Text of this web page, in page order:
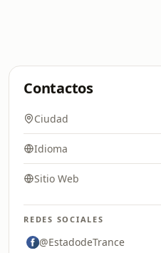
Contactos
Ciudad
Idioma
Sitio Web
REDES SOCIALES
@EstadodeTrance